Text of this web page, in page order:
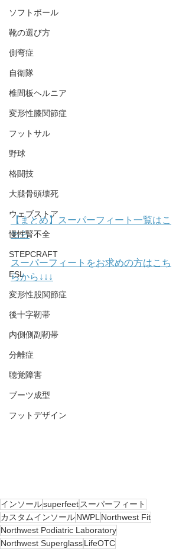
ソフトボール
靴の選び方
側弯症
自衛隊
椎間板ヘルニア
変形性膝関節症
フットサル
野球
格闘技
大腿骨頭壊死
ウェブストア
慢性腎不全
STEPCRAFT
ESL
変形性股関節症
後十字靭帯
内側側副靭帯
分離症
聴覚障害
ブーツ成型
フットデザイン
【まとめ】スーパーフィート一覧はこ
ちら
スーパーフィートをお求めの方はこち
らから↓↓↓
インソールsuperfeetスーパーフィート
カスタムインソールNWPLNorthwest Fit
Northwest Podiatric Laboratory
Northwest SuperglassLifeOTC